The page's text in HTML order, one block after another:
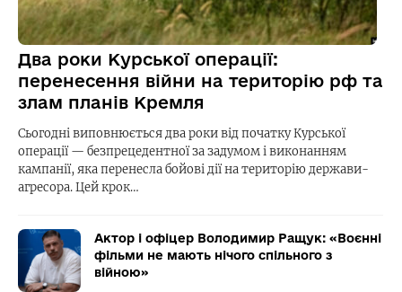
Два роки Курської операції:
перенесення війни на територію рф та
злам планів Кремля
Сьогодні виповнюється два роки від початку Курської
операції — безпрецедентної за задумом і виконанням
кампанії, яка перенесла бойові дії на територію держави-
агресора. Цей крок…
Актор і офіцер Володимир Ращук: «Воєнні
фільми не мають нічого спільного з
війною»